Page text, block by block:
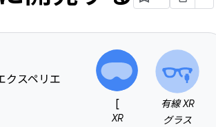
クスペリエ
[
XR
有線 XR
グラス